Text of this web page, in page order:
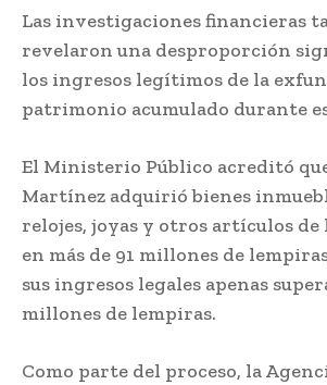
Las investigaciones financieras
revelaron una desproporción
los ingresos legítimos de la
patrimonio acumulado durante
El Ministerio Público acreditó
Martínez adquirió bienes
relojes, joyas y otros artículos de
en más de 91 millones de
sus ingresos legales apenas
millones de lempiras.
Como parte del proceso, la